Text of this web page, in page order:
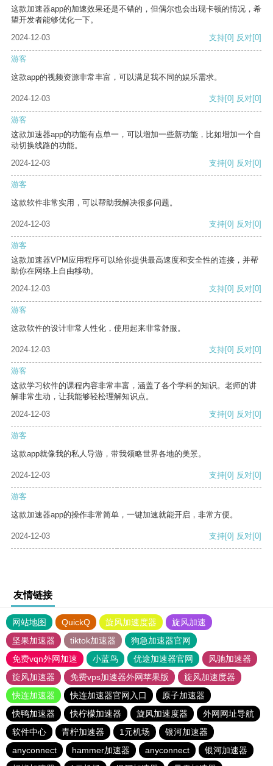
这款加速器app的加速效果还是不错的，但偶尔也会出现卡顿的情况，希
望开发者能够优化一下。
2024-12-03
支持[0] 反对[0]
游客
这款app的视频资源非常丰富，可以满足我不同的娱乐需求。
2024-12-03 支持[0] 反对[0]
游客
这款加速器app的功能有点单一，可以增加一些新功能，比如增加一个自
动切换线路的功能。
2024-12-03
支持[0] 反对[0]
游客
这款软件非常实用，可以帮助我解决很多问题。
2024-12-03 支持[0] 反对[0]
游客
这款加速器VPM应用程序可以给你提供最高速度和安全性的连接，并帮
助你在网络上自由移动。
2024-12-03
支持[0] 反对[0]
游客
这款软件的设计非常人性化，使用起来非常舒服。
2024-12-03 支持[0] 反对[0]
游客
这款学习软件的课程内容非常丰富，涵盖了各个学科的知识。老师的讲
解非常生动，让我能够轻松理解知识点。
2024-12-03
支持[0] 反对[0]
游客
这款app就像我的私人导游，带我领略世界各地的美景。
2024-12-03 支持[0] 反对[0]
游客
这款加速器app的操作非常简单，一键加速就能开启，非常方便。
2024-12-03 支持[0] 反对[0]
友情链接
网站地图 QuickQ 旋风加速度器
旋风加速
坚果加速器
tiktok加速器
狗急加速器官网
免费vqn外网加速
小蓝鸟 优途加速器官网
风驰加速器
旋风加速器
免费vps加速器外网苹果版
旋风加速度器
快连加速器
快连加速器官网入口
原子加速器
快鸭加速器
快柠檬加速器 旋风加速度器
外网网址导航
软件中心
青柠加速器 1元机场
银河加速器
anyconnect
hammer加速器 anyconnect
银河加速器